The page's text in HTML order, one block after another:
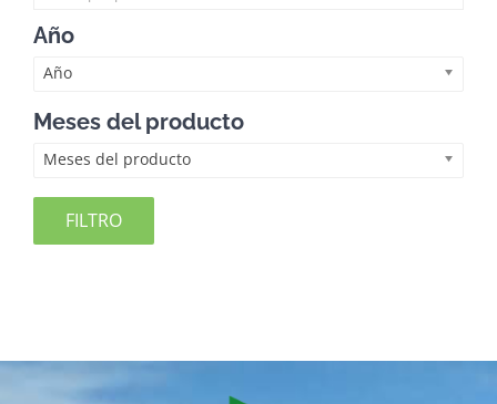
Año
Año
Meses del producto
Meses del producto
FILTRO